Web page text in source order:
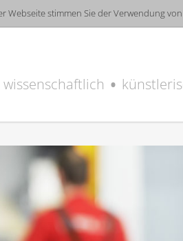
Webseite stimmen Sie der Verwendung
wissenschaftlich